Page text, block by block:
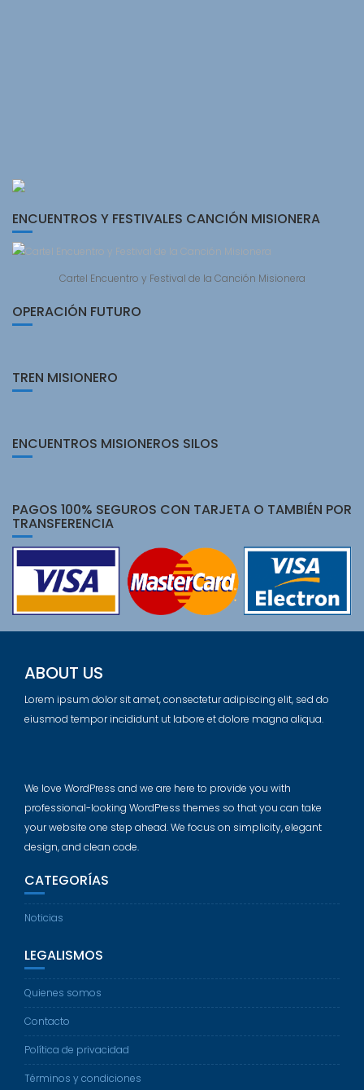
ENCUENTROS Y FESTIVALES CANCIÓN MISIONERA
Cartel Encuentro y Festival de la Canción Misionera
OPERACIÓN FUTURO
TREN MISIONERO
ENCUENTROS MISIONEROS SILOS
PAGOS 100% SEGUROS CON TARJETA O TAMBIÉN POR
TRANSFERENCIA
ABOUT US
Lorem ipsum dolor sit amet, consectetur adipiscing elit, sed do
eiusmod tempor incididunt ut labore et dolore magna aliqua.
We love WordPress and we are here to provide you with
professional-looking WordPress themes so that you can take
your website one step ahead. We focus on simplicity, elegant
design, and clean code.
CATEGORÍAS
Noticias
LEGALISMOS
Quienes somos
Contacto
Política de privacidad
Términos y condiciones